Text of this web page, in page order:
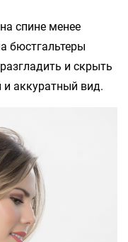
спине менее
бюстгальтеры
и скрыть
и аккуратный вид.